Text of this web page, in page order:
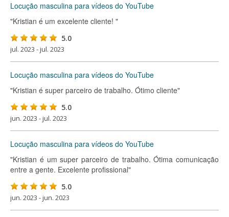
Locução masculina para vídeos do YouTube
"Kristian é um excelente cliente! "
5.0
jul. 2023 - jul. 2023
Locução masculina para vídeos do YouTube
"Kristian é super parceiro de trabalho. Ótimo cliente"
5.0
jun. 2023 - jul. 2023
Locução masculina para vídeos do YouTube
"Kristian é um super parceiro de trabalho. Ótima comunicação
entre a gente. Excelente profissional"
5.0
jun. 2023 - jun. 2023